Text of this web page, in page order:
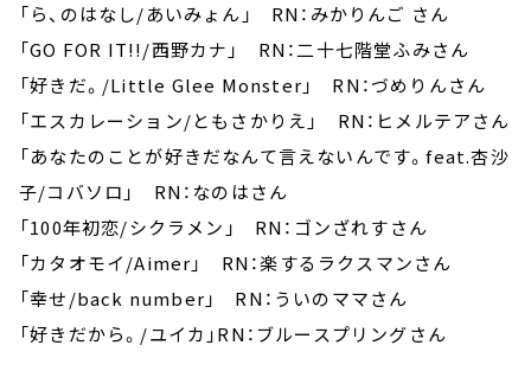
「ら、のはなし/あいみょん」 RN：みかりんご さん
「GO FOR IT!!/西野カナ」 RN：二十七階堂ふみさん
「好きだ。/Little Glee Monster」 RN：づめりんさん
「エスカレーション/ともさかりえ」 RN：ヒメルテアさん
「あなたのことが好きだなんて言えないんです。feat.杏沙
子/コバソロ」 RN：なのはさん
「100年初恋/シクラメン」 RN：ゴンざれすさん
「カタオモイ/Aimer」 RN：楽するラクスマンさん
「幸せ/back number」 RN：ういのママさん
「好きだから。/ユイカ」RN：ブルースプリングさん